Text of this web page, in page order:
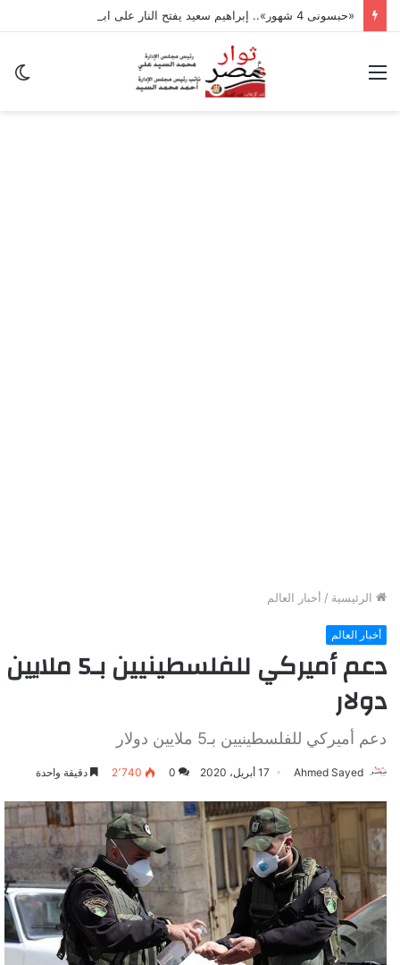
القائمة
الرئيسية / أخبار العالم
أخبار العالم
دعم أميركي للفلسطينيين بـ5 ملايين
دولار
دعم أميركي للفلسطينيين بـ5 ملايين دولار
Ahmed Sayed 17 أبريل، 2020 0 2٬740 دقيقة واحدة